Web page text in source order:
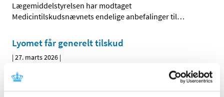
Lægemiddelstyrelsen har modtaget
Medicintilskudsnævnets endelige anbefalinger til…
Lyomet får generelt tilskud
|27. marts 2026 |
Fra 13. april 2026 får Lyomet, depottabletter med
metformin generelt tilskud